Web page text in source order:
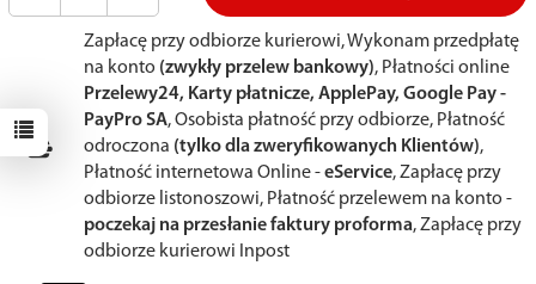
Zapłacę przy odbiorze kurierowi, Wykonam przedpłatę
na konto (zwykły przelew bankowy), Płatności online
Przelewy24, Karty płatnicze, ApplePay, Google Pay -
PayPro SA, Osobista płatność przy odbiorze, Płatność
odroczona (tylko dla zweryfikowanych Klientów),
Płatność internetowa Online -eService, Zapłacę przy
odbiorze listonoszowi, Płatność przelewem na konto -
poczekaj na przesłanie faktury proforma, Zapłacę przy
odbiorze kurierowi Inpost